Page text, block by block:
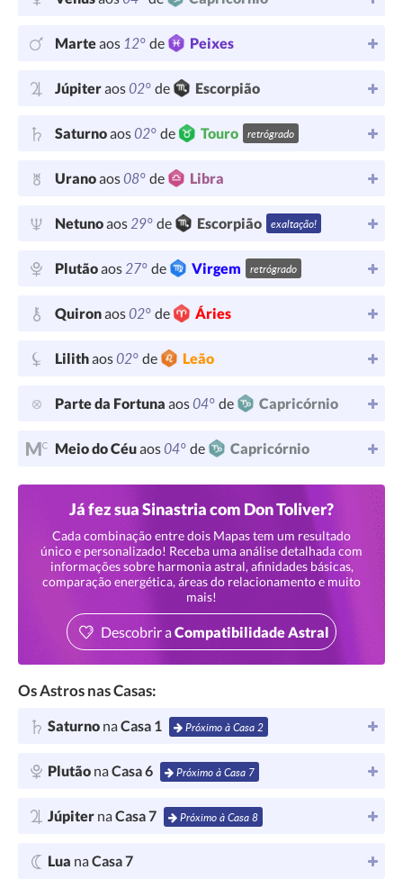
Marteaos 12° de Peixes
Júpiteraos02° de Escorpião
Saturnoaos02° de Touro retrógrado
Uranoaos08° de Libra
Netunoaos29° de Escorpião exaltação!
Plutãoaos27° de Virgem retrógrado
Quironaos02° de Áries
Lilithaos02° de Leão
Parte da Fortuna aos04° de Capricórnio
Meio do Céuaos04° de Capricórnio
Já fez sua Sinastria com Don Toliver?
Cada combinação entre dois Mapas tem um resultado
único e personalizado! Receba uma análise detalhada com
informações sobre harmonia astral, afinidades básicas,
comparação energética, áreas do relacionamento e muito
mais!
Descobrir aCompatibilidade Astral
Os Astros nas Casas:
Saturno naCasa 1 Próximo à Casa 2
Plutão naCasa 6 Próximo à Casa 7
Júpiter naCasa 7 Próximo à Casa 8
Lua naCasa 7